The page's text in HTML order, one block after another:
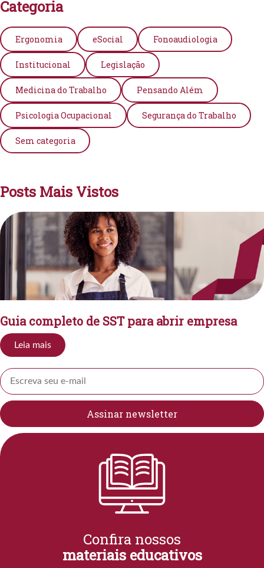
Categoria
Ergonomia eSocial Fonoaudiologia
Institucional Legislação
Medicina do Trabalho Pensando Além
Psicologia Ocupacional Segurança do Trabalho
Sem categoria
Posts Mais Vistos
Guia completo de SST para abrir empresa
Leia mais
Confira nossos
materiais educativos